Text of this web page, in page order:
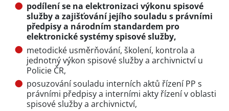
podílení se na elektronizaci výkonu spisové
služby a zajišťování jejího souladu s právními
předpisy a národním standardem pro
elektronické systémy spisové služby,
metodické usměrňování, školení, kontrola a
jednotný výkon spisové služby a archivnictví u
Policie ČR,
posuzování souladu interních aktů řízení PP s
právními předpisy a interními akty řízení v oblasti
spisové služby a archivnictví,